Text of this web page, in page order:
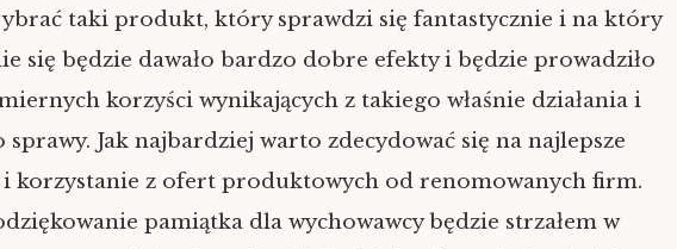
taki produkt, który sprawdzi się fantastycznie i na który
się będzie dawało bardzo dobre efekty i będzie prowadziło
korzyści wynikających z takiego właśnie działania i
sprawy. Jak najbardziej warto zdecydować się na najlepsze
i korzystanie z ofert produktowych od renomowanych firm.
pamiątka dla wychowawcy będzie strzałem w